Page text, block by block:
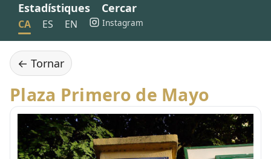
Estadístiques
Cercar
CA ES EN Instagram
← Tornar
Plaza Primero de Mayo